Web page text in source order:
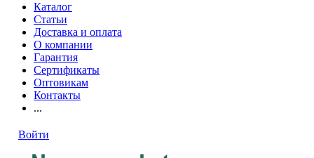
Каталог
Статьи
Доставка и оплата
О компании
Гарантия
Сертификаты
Оптовикам
Контакты
...
Войти